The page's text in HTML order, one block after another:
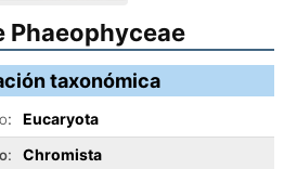
Phaeophyceae
taxonómica
Eucaryota
:
Chromista